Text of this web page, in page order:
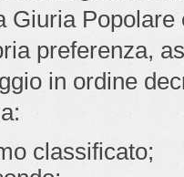
Giuria
preferenza,
in ordine
classificato;